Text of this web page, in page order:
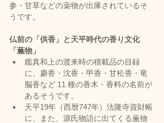
参・甘草などの薬物が出庫されているそ
うです。
仏前の「供香」と天平時代の香り文化
「薫物」
鑑真和上の渡来時の積載品の目録
に、麝香・沈香・甲香・甘松香・竜
脳香など 11 種の香木・香料の名前が
あるそうです。
天平19年（西暦747年）法隆寺資財帳
に、また、源氏物語に出てくる薫物